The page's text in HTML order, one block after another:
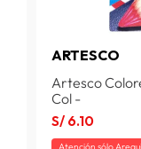
ARTESCO
Artesco
Col -
S/ 6.10